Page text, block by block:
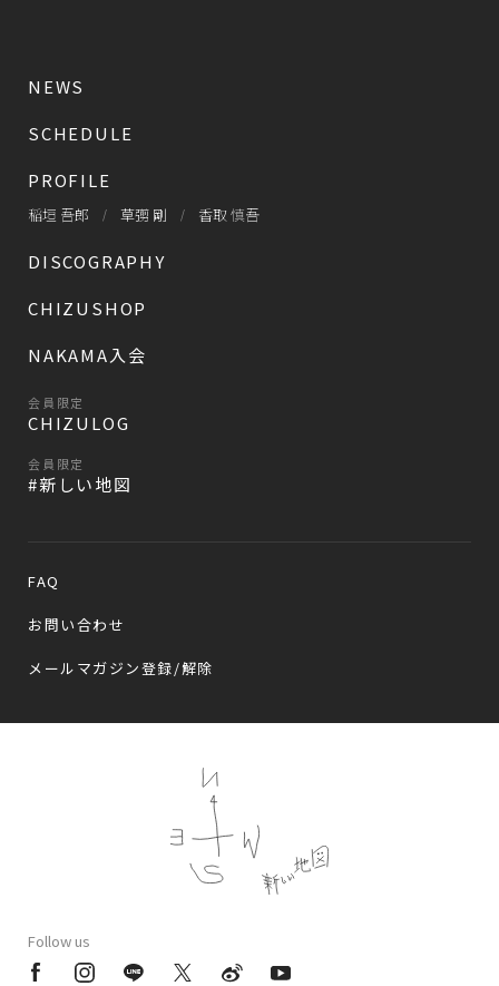
NEWS
SCHEDULE
PROFILE
稲垣 吾郎 草彅 剛 香取 慎吾
DISCOGRAPHY
CHIZUSHOP
NAKAMA入会
会員限定
CHIZULOG
会員限定
#新しい地図
FAQ
お問い合わせ
メールマガジン登録/解除
Follow us